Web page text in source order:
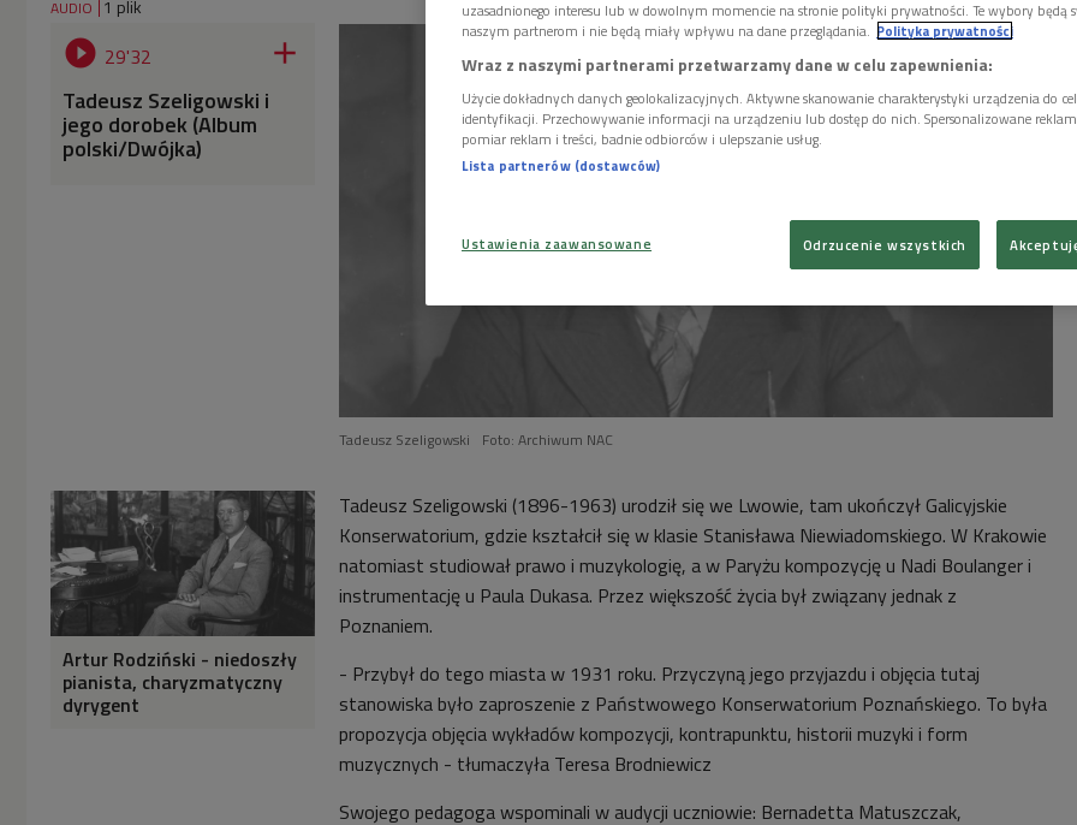
AUDIO 1 plik
 29'32 
Tadeusz Szeligowski i
jego dorobek (Album
polski/Dwójka)
Tadeusz Szeligowski Foto: Archiwum NAC
Artur Rodziński - niedoszły
pianista, charyzmatyczny
dyrygent
Tadeusz Szeligowski (1896-1963) urodził się we Lwowie, tam ukończył Galicyjskie
Konserwatorium, gdzie kształcił się w klasie Stanisława Niewiadomskiego. W Krakowie
natomiast studiował prawo i muzykologię, a w Paryżu kompozycję u Nadi Boulanger i
instrumentację u Paula Dukasa. Przez większość życia był związany jednak z
Poznaniem.
- Przybył do tego miasta w 1931 roku. Przyczyną jego przyjazdu i objęcia tutaj
stanowiska było zaproszenie z Państwowego Konserwatorium Poznańskiego. To była
propozycja objęcia wykładów kompozycji, kontrapunktu, historii muzyki i form
muzycznych - tłumaczyła Teresa Brodniewicz
Swojego pedagoga wspominali w audycji uczniowie: Bernadetta Matuszczak,
uzasadnionego interesu lub w dowolnym momencie na stronie polityki prywatności. Te wybory będą
naszym partnerom i nie będą miały wpływu na dane przeglądania. Polityka prywatności
Wraz z naszymi partnerami przetwarzamy dane w celu zapewnienia:
Użycie dokładnych danych geolokalizacyjnych. Aktywne skanowanie charakterystyki urządzenia do
identyfikacji. Przechowywanie informacji na urządzeniu lub dostęp do nich. Spersonalizowane
pomiar reklam i treści, badnie odbiorców i ulepszanie usług.
Lista partnerów (dostawców)
Ustawienia zaawansowane Odrzucenie wszystkich